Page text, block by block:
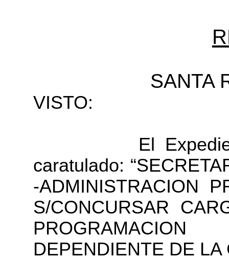
SANTA
VISTO:
El Expediente
caratulado:
-ADMINISTRACION
S/CONCURSAR
DEPENDIENTE DE LA